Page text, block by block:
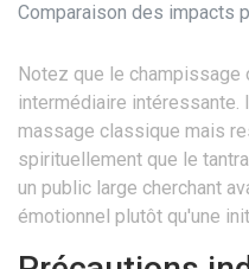
Comparaison des impacts
Notez que le champissage
intermédiaire
massage classique mais
spirituellement que le
un public large cherchant
émotionnel plutôt qu'une